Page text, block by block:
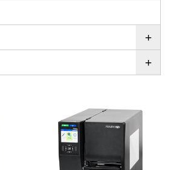
+
+